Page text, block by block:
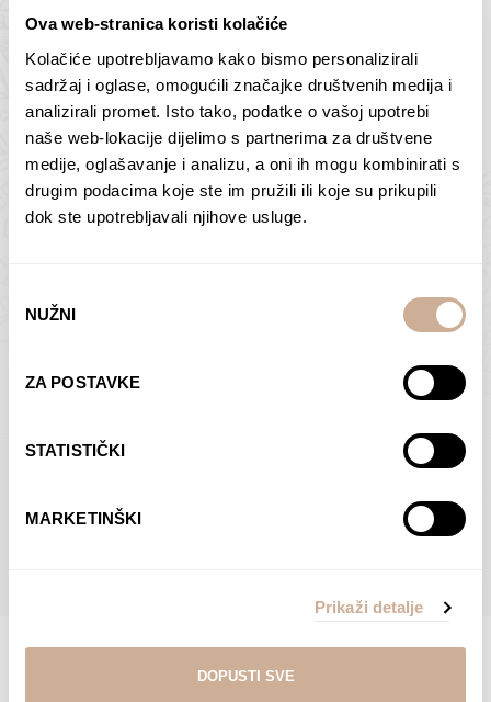
Ova web-stranica koristi kolačiće
Kolačiće upotrebljavamo kako bismo personalizirali
sadržaj i oglase, omogućili značajke društvenih medija i
analizirali promet. Isto tako, podatke o vašoj upotrebi
naše web-lokacije dijelimo s partnerima za društvene
medije, oglašavanje i analizu, a oni ih mogu kombinirati s
drugim podacima koje ste im pružili ili koje su prikupili
dok ste upotrebljavali njihove usluge.
pristanka
NUŽNI
ZA POSTAVKE
STATISTIČKI
MARKETINŠKI
Prikaži detalje
DOPUSTI SVE
Butan – ljudi 2
75,00€ – 138,00€Raspon
cijena:
od
75,00 €
138,00 €
ODABERI OPCIJE
Antarktika – krajolik
2
75,00€ – 138,00€Raspon
cijena:
od
ODABERI OPCIJE
Dolac
ODABERI OPCIJE
Moreškanti – sjena
€Raspon
od
75,00 €
do
138,00 €
ODABERI OPCIJE
POGLEDAJTE SVE PROIZVODE U OVOJ KATEGORIJI